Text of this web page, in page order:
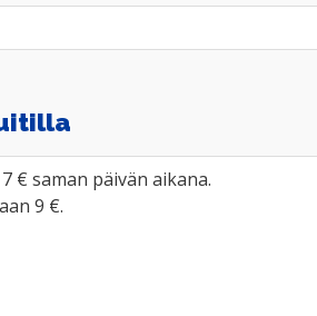
€ saman päivän aikana.
9 €.